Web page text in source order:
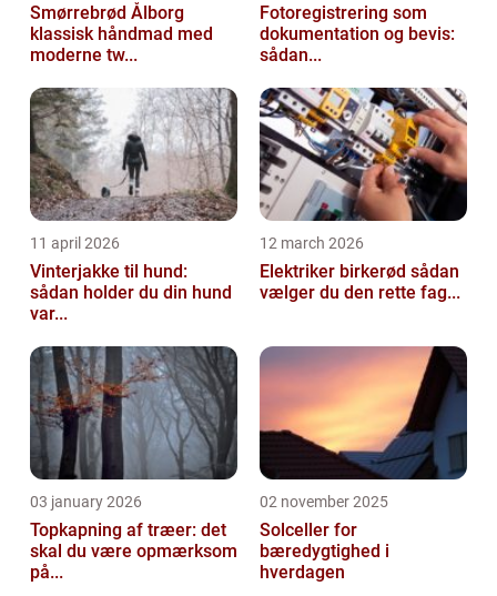
Smørrebrød Ålborg
klassisk håndmad med
moderne tw...
Fotoregistrering som
dokumentation og bevis:
sådan...
11 april 2026
Vinterjakke til hund:
sådan holder du din hund
var...
12 march 2026
Elektriker birkerød sådan
vælger du den rette fag...
03 january 2026
Topkapning af træer: det
skal du være opmærksom
på...
02 november 2025
Solceller for
bæredygtighed i
hverdagen